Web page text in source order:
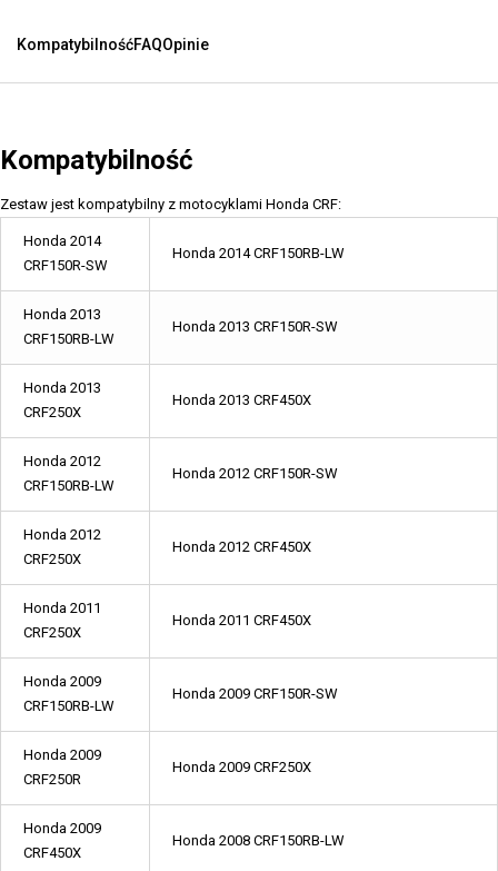
KompatybilnośćFAQOpinie
Kompatybilność
Zestaw jest kompatybilny z motocyklami Honda CRF:
Honda 2014
CRF150R-SW
Honda 2014 CRF150RB-LW
Honda 2013
CRF150RB-LW
Honda 2013 CRF150R-SW
Honda 2013
CRF250X
Honda 2013 CRF450X
Honda 2012
CRF150RB-LW
Honda 2012 CRF150R-SW
Honda 2012
CRF250X
Honda 2012 CRF450X
Honda 2011
CRF250X
Honda 2011 CRF450X
Honda 2009
CRF150RB-LW
Honda 2009 CRF150R-SW
Honda 2009
CRF250R
Honda 2009 CRF250X
Honda 2009
CRF450X
Honda 2008 CRF150RB-LW